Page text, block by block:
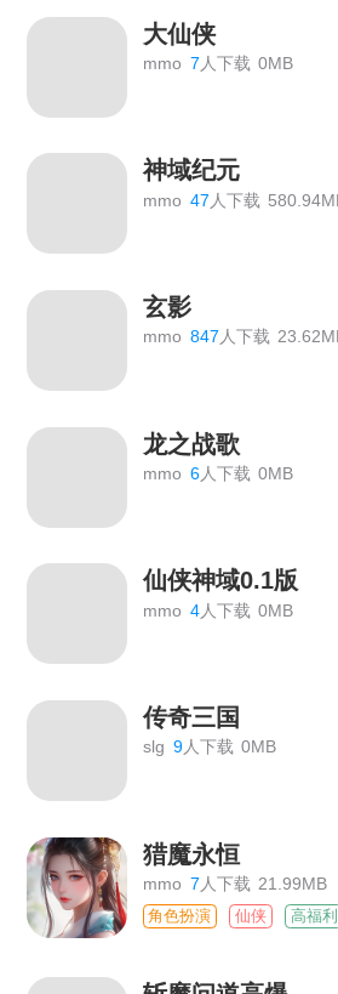
大仙侠
mmo 7 人下载 0MB
神域纪元
mmo 47 人下载
玄影
mmo 847人下载
龙之战歌
mmo 6人下载 0MB
仙侠神域0.1版
mmo 4人下载 0MB
传奇三国
slg 9人下载 0MB
猎魔永恒
mmo 7 人下载 21.99MB
角色扮演 仙侠 高福利